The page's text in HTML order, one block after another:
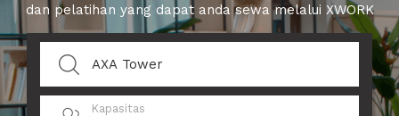
dan pelatihan yang dapat anda sewa melalui XWORK
Kapasitas